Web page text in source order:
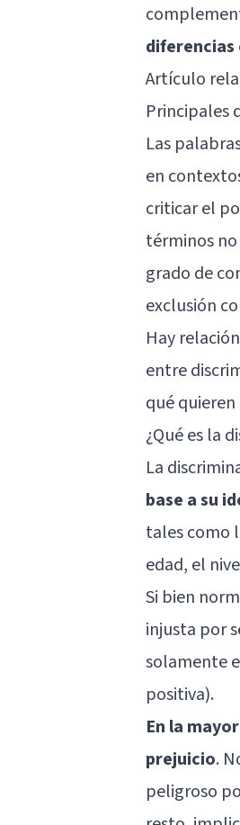
Artículo
Principales
Las
en
criticar el
términos
grado de
exclusión
Hay
entre
qué
¿Qué es la
La
base a su
tales como
edad, el
Si bien
injusta por
solamente
positiva).
En la
prejuicio.
peligroso